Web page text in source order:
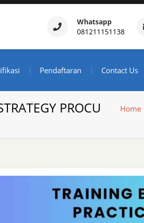
–
Whatsapp
081211151138
Pendaftaran Contact Us
PROCU Home